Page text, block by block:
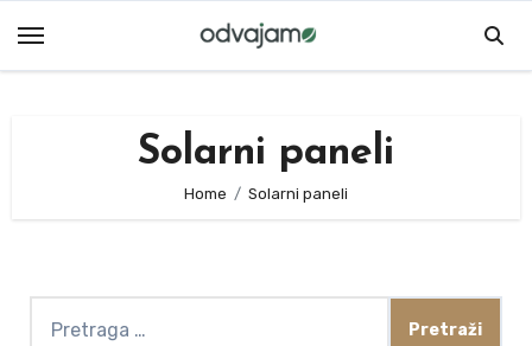
Solarni paneli
Home Solarni paneli